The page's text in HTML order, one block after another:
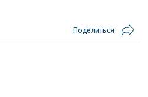
Поделиться